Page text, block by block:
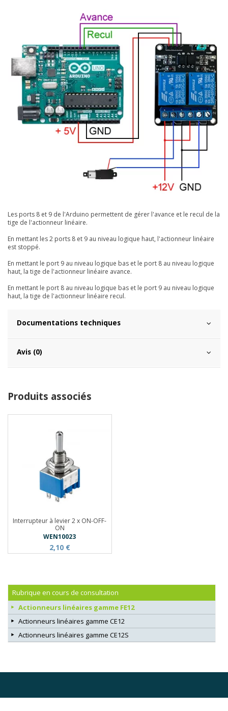
Les ports 8 et 9 de l'Arduino permettent de gérer l'avance et le recul de la
tige de l'actionneur linéaire.
En mettant les 2 ports 8 et 9 au niveau logique haut, l'actionneur linéaire
est stoppé.
En mettant le port 9 au niveau logique bas et le port 8 au niveau logique
haut, la tige de l'actionneur linéaire avance.
En mettant le port 8 au niveau logique bas et le port 9 au niveau logique
haut, la tige de l'actionneur linéaire recul.
Documentations techniques
Avis (0)
Produits associés
Interrupteur à levier 2 x ON-OFF-
ON
WEN10023
2,10 €
Rubrique en cours de consultation
Actionneurs linéaires gamme FE12
Actionneurs linéaires gamme CE12
Actionneurs linéaires gamme CE12S